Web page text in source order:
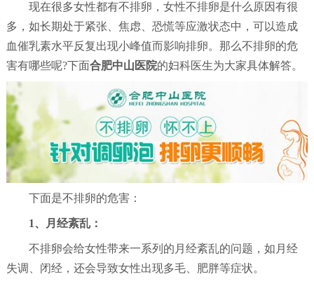
现在很多女性都有不排卵，女性不排卵是什么原因有很
多，如长期处于紧张、焦虑、恐慌等应激状态中，可以造成
血催乳素水平反复出现小峰值而影响排卵。那么不排卵的危
害有哪些呢?下面合肥中山医院的妇科医生为大家具体解答。
下面是不排卵的危害：
1、月经紊乱：
不排卵会给女性带来一系列的月经紊乱的问题，如月经
失调、闭经，还会导致女性出现多毛、肥胖等症状。